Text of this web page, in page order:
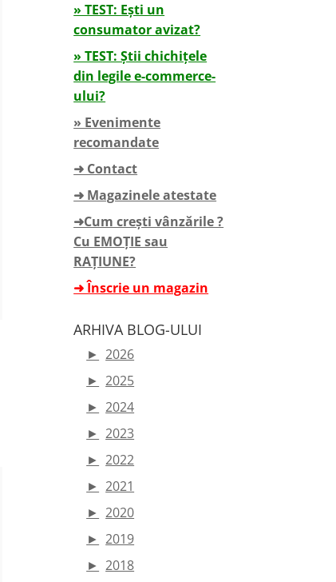
» TEST: Ești un
consumator avizat?
» TEST: Știi chichițele
din legile e-commerce-
ului?
» Evenimente
recomandate
➜ Contact
➜ Magazinele atestate
➜Cum crești vânzările ?
Cu EMOȚIE sau
RAȚIUNE?
➜ Înscrie un magazin
ARHIVA BLOG-ULUI
► 2026
► 2025
► 2024
► 2023
► 2022
► 2021
► 2020
► 2019
► 2018